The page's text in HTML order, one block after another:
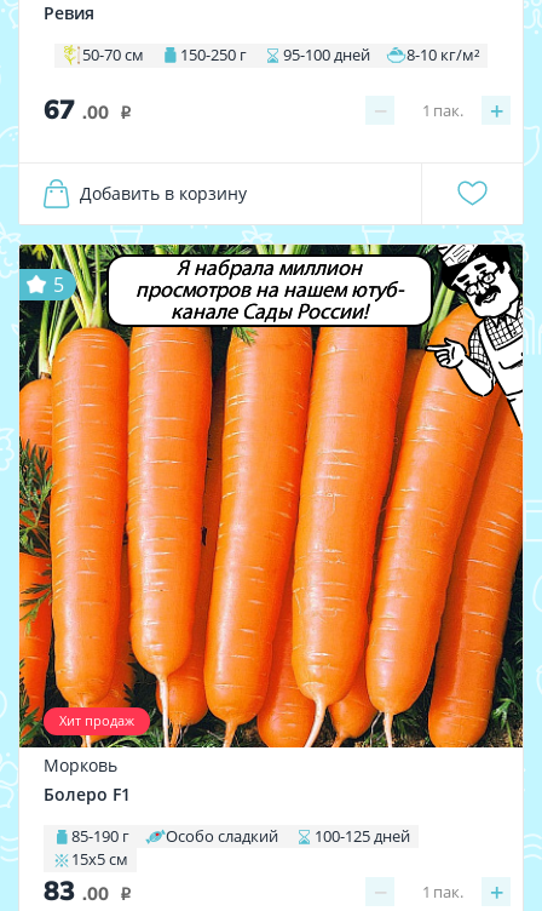
Ревия
50-70 см 150-250 г 95-100 дней 8-10 кг/м²
67 .00 i − +
1 пак.
Добавить в корзину
Я набрала миллион
просмотров на нашем ютуб-
канале Сады России!
Хит продаж
5
Морковь
Болеро F1
85-190 г Особо сладкий
100-125 дней
15х5 см
83 .00 i − +
1 пак.